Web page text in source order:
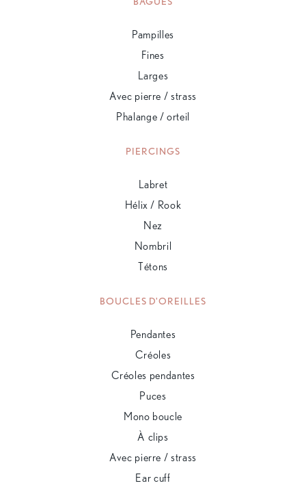
Pampilles
Fines
Larges
Avec pierre / strass
Phalange / orteil
PIERCINGS
Labret
Hélix / Rook
Nez
Nombril
Tétons
BOUCLES D'OREILLES
Pendantes
Créoles
Créoles pendantes
Puces
Mono boucle
À clips
Avec pierre / strass
Ear cuff